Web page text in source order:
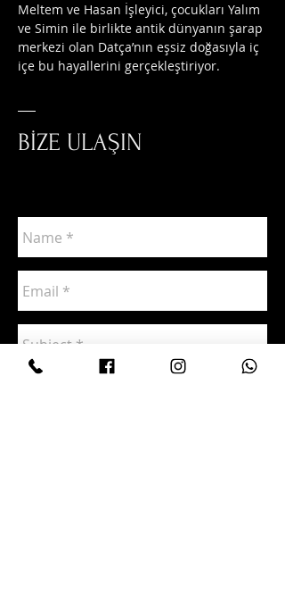
Meltem ve Hasan İşleyici, çocukları Yalım
ve Simin ile birlikte antik dünyanın şarap
merkezi olan Datça’nın eşsiz doğasıyla iç
içe bu hayallerini gerçekleştiriyor.
BİZE ULAŞIN